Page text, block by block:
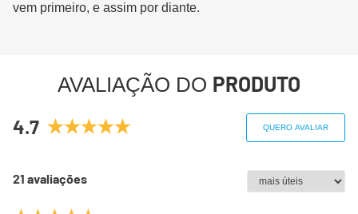
vem primeiro, e assim por diante.
AVALIAÇÃO DO PRODUTO
4.7 QUERO AVALIAR
21 avaliações